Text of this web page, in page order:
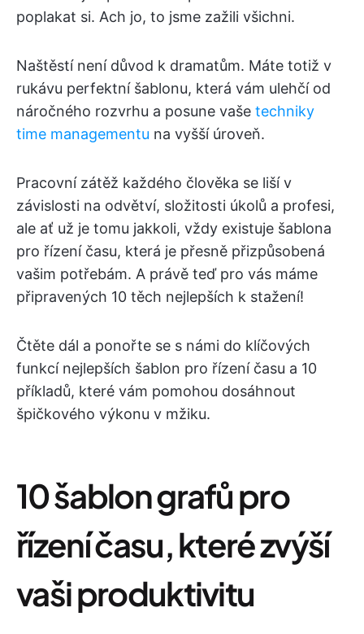
poplakat si. Ach jo, to jsme zažili všichni.
Naštěstí není důvod k dramatům. Máte totiž v
rukávu perfektní šablonu, která vám ulehčí od
náročného rozvrhu a posune vaše techniky
time managementu na vyšší úroveň.
Pracovní zátěž každého člověka se liší v
závislosti na odvětví, složitosti úkolů a profesi,
ale ať už je tomu jakkoli, vždy existuje šablona
pro řízení času, která je přesně přizpůsobená
vašim potřebám. A právě teď pro vás máme
připravených 10 těch nejlepších k stažení!
Čtěte dál a ponořte se s námi do klíčových
funkcí nejlepších šablon pro řízení času a 10
příkladů, které vám pomohou dosáhnout
špičkového výkonu v mžiku.
10 šablon grafů pro
řízení času, které zvýší
vaši produktivitu